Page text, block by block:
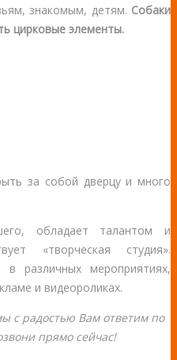
знакомым, детям. Собаки
цирковые элементы.
за собой дверцу и много
обладает талантом и
«творческая студия».
в различных мероприятиях,
и видеороликах.
с радостью Вам ответим по